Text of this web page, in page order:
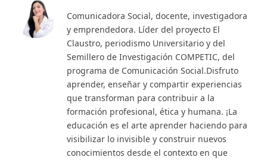
Comunicadora Social, docente, investigadora
y emprendedora. Líder del proyecto El
Claustro, periodismo Universitario y del
Semillero de Investigación COMPETIC, del
programa de Comunicación Social.Disfruto
aprender, enseñar y compartir experiencias
que transforman para contribuir a la
formación profesional, ética y humana. ¡La
educación es el arte aprender haciendo para
visibilizar lo invisible y construir nuevos
conocimientos desde el contexto en que